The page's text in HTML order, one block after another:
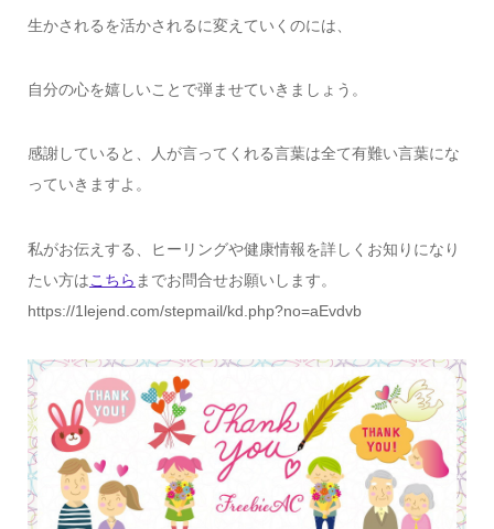
生かされるを活かされるに変えていくのには、
自分の心を嬉しいことで弾ませていきましょう。
感謝していると、人が言ってくれる言葉は全て有難い言葉にな
っていきますよ。
私がお伝えする、ヒーリングや健康情報を詳しくお知りになり
たい方はこちら までお問合せお願いします。
https://1lejend.com/stepmail/kd.php?no=aEvdvb